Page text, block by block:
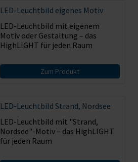
LED-Leuchtbild eigenes Motiv
LED-Leuchtbild mit eigenem
Motiv oder Gestaltung – das
HighLIGHT für jeden Raum
Zum Produkt
LED-Leuchtbild Strand, Nordsee
LED-Leuchtbild mit "Strand,
Nordsee"-Motiv – das HighLIGHT
für jeden Raum